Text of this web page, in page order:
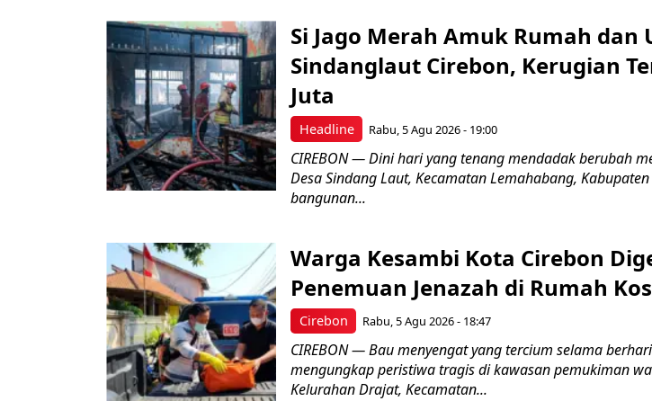
Headline
Si Jago Merah Amuk Rumah dan
Sindanglaut Cirebon, Kerugian
Juta
Rabu, 5 Agu 2026 - 19:00
CIREBON — Dini hari yang tenang mendadak berubah
Desa Sindang Laut, Kecamatan Lemahabang,
bangunan...
Cirebon
Warga Kesambi Kota Cirebon
Penemuan Jenazah di Rumah
Rabu, 5 Agu 2026 - 18:47
CIREBON — Bau menyengat yang tercium selama
mengungkap peristiwa tragis di kawasan pemukiman
Kelurahan Drajat, Kecamatan...